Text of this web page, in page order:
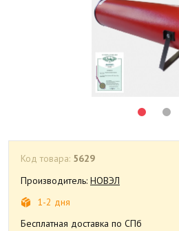
Код товара: 5629
Производитель: НОВЭЛ
1-2 дня
Бесплатная доставка по СПб